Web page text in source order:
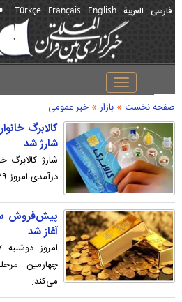
فارسی العربیة English
Français
Türkçe
Toggle
navigation
صفحه نخست » بازار » خبر عمومی
کالابرگ
شارژ شد
شارژ کالابرگ
درآمدی امروز ۲۹ شهریور انجام شد.
آغاز شد
چهارمین
می‌کند.